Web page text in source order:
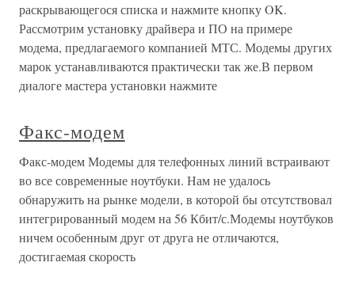
раскрывающегося списка и нажмите кнопку OK.
Рассмотрим установку драйвера и ПО на примере
модема, предлагаемого компанией МТС. Модемы других
марок устанавливаются практически так же.В первом
диалоге мастера установки нажмите
Факс-модем
Факс-модем Модемы для телефонных линий встраивают
во все современные ноутбуки. Нам не удалось
обнаружить на рынке модели, в которой бы отсутствовал
интегрированный модем на 56 Кбит/с.Модемы ноутбуков
ничем особенным друг от друга не отличаются,
достигаемая скорость